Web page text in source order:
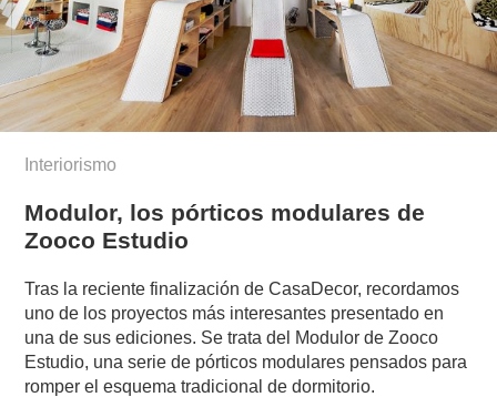
Interiorismo
Modulor, los pórticos modulares de
Zooco Estudio
Tras la reciente finalización de CasaDecor, recordamos
uno de los proyectos más interesantes presentado en
una de sus ediciones. Se trata del Modulor de Zooco
Estudio, una serie de pórticos modulares pensados para
romper el esquema tradicional de dormitorio.